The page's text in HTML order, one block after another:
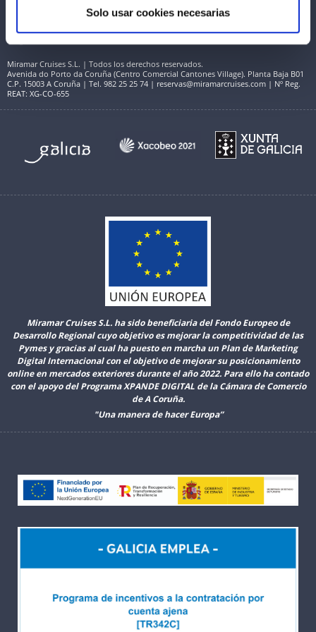
Solo usar cookies necesarias
Miramar Cruises S.L. | Todos los derechos reservados.
Avenida do Porto da Coruña (Centro Comercial Cantones Village). Planta Baja B01
C.P. 15003 A Coruña | Tel. 982 25 25 74 | reservas@miramarcruises.com | Nº Reg.
REAT: XG-CO-655
Miramar Cruises S.L. ha sido beneficiaria del Fondo Europeo de
Desarrollo Regional cuyo objetivo es mejorar la competitividad de las
Pymes y gracias al cual ha puesto en marcha un Plan de Marketing
Digital Internacional con el objetivo de mejorar su posicionamiento
online en mercados exteriores durante el año 2022. Para ello ha contado
con el apoyo del Programa XPANDE DIGITAL de la Cámara de Comercio
de A Coruña.
"Una manera de hacer Europa”